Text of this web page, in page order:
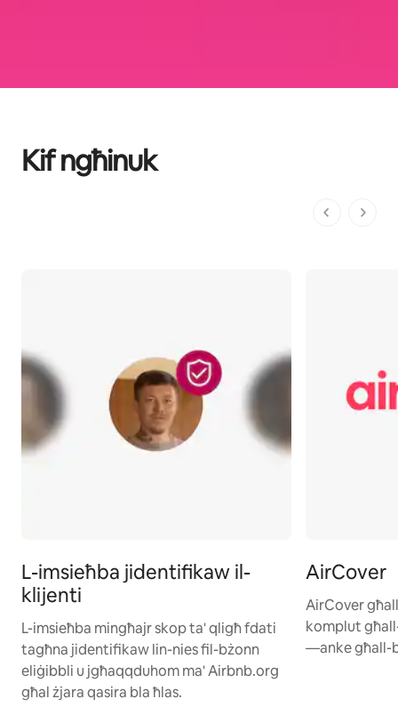
Kif ngħinuk
1 minn 1
L-imsieħba jidentifikaw il-
klijenti
L-imsieħba mingħajr skop ta' qligħ fdati
tagħna jidentifikaw lin-nies fil-bżonn
eliġibbli u jgħaqqduhom ma' Airbnb.org
għal żjara qasira bla ħlas.
AirCover
AirCover
komplut
—anke għall-